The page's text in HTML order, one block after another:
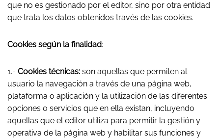
que no es gestionado por el editor, sino por otra entidad
que trata los datos obtenidos través de las cookies.
Cookies según la finalidad:
1.- Cookies técnicas: son aquellas que permiten al
usuario la navegación a través de una página web,
plataforma o aplicación y la utilización de las diferentes
opciones o servicios que en ella existan, incluyendo
aquellas que el editor utiliza para permitir la gestión y
operativa de la página web y habilitar sus funciones y